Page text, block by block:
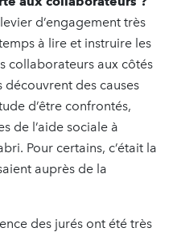
d’engagement très
à lire et instruire les
collaborateurs aux côtés
des causes
d’être confrontés,
de l’aide sociale à
Pour certains, c’était la
auprès de la
des jurés ont été très